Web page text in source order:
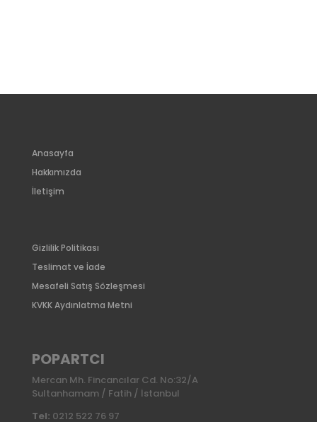
Anasayfa
Hakkımızda
İletişim
Gizlilik Politikası
Teslimat ve İade
Mesafeli Satış Sözleşmesi
KVKK Aydınlatma Metni
POPARTCI
Mercan Mh. Fincancılar Cd. No:32/A
Sultanhamam / Fatih / İstanbul
Tel: 0212 522 76 97